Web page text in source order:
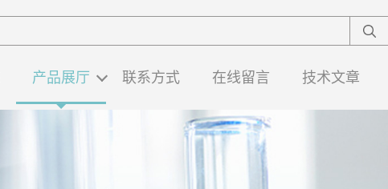
产品展厅 联系方式 在线留言 技术文章